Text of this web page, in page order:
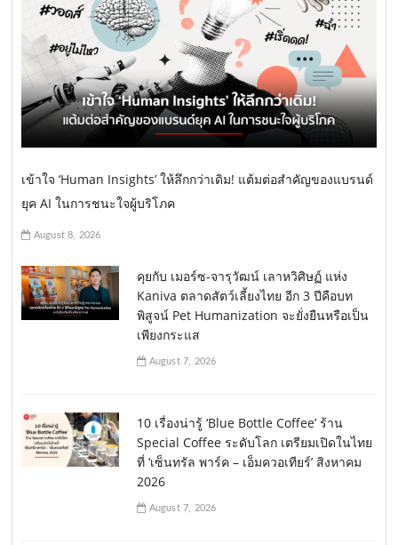
เข้าใจ ‘Human Insights’ ให้ลึกกว่าเดิม! แต้มต่อสำคัญของแบรนด์
ยุค AI ในการชนะใจผู้บริโภค
August 8, 2026
คุยกับ เมอร์ซ-จารุวัฒน์ เลาหวิศิษฏ์ แห่ง
Kaniva ตลาดสัตว์เลี้ยงไทย อีก 3 ปีคือบท
พิสูจน์ Pet Humanization จะยั่งยืนหรือเป็น
เพียงกระแส
August 7, 2026
10 เรื่องน่ารู้ ‘Blue Bottle Coffee’ ร้าน
Special Coffee ระดับโลก เตรียมเปิดในไทย
ที่ ‘เซ็นทรัล พาร์ค – เอ็มควอเทียร์’ สิงหาคม
2026
August 7, 2026